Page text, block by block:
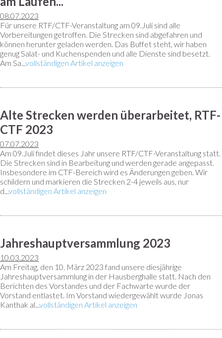
08.07.2023
Für unsere RTF/CTF-Veranstaltung am 09.Juli sind alle
Vorbereitungen getroffen. Die Strecken sind abgefahren und
können herunter geladen werden. Das Buffet steht, wir haben
genug Salat- und Kuchenspenden und alle Dienste sind besetzt.
Am Sa...vollständigen Artikel anzeigen
Alte Strecken werden überarbeitet, RTF-
CTF 2023
07.07.2023
Am 09.Juli findet dieses Jahr unsere RTF/CTF-Veranstaltung statt.
Die Strecken sind in Bearbeitung und werden gerade angepasst.
Insbesondere im CTF-Bereich wird es Änderungen geben. Wir
schildern und markieren die Strecken 2-4 jeweils aus, nur
d...vollständigen Artikel anzeigen
Jahreshauptversammlung 2023
10.03.2023
Am Freitag, den 10. März 2023 fand unsere diesjährige
Jahreshauptversammlung in der Hausberghalle statt. Nach den
Berichten des Vorstandes und der Fachwarte wurde der
Vorstand entlastet. Im Vorstand wiedergewählt wurde Jonas
Kanthak al...vollständigen Artikel anzeigen